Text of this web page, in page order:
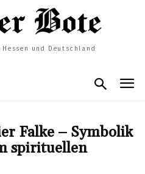
und Deutschland
Falke – Symbolik
spirituellen